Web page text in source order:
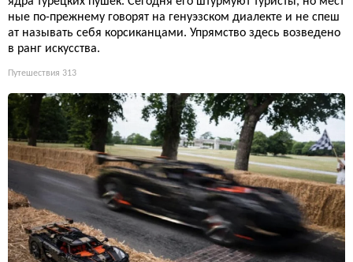
ные по-прежнему говорят на генуэзском диалекте и не спеш
ат называть себя корсиканцами. Упрямство здесь возведено
в ранг искусства.
Путешествия 313